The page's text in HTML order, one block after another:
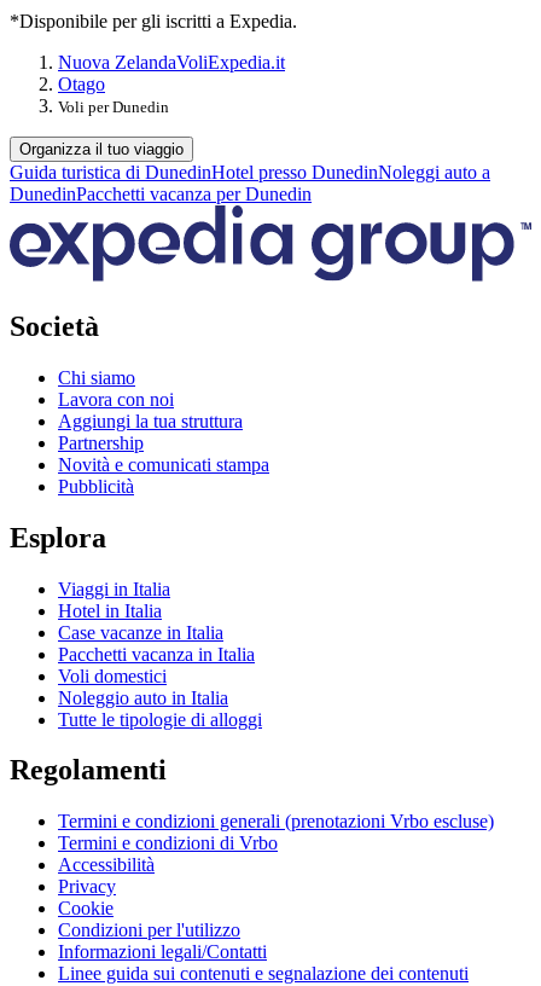
*Disponibile per gli iscritti a Expedia.
Nuova ZelandaVoliExpedia.it
Otago
Voli per Dunedin
Organizza il tuo viaggio
Guida turistica di DunedinHotel presso DunedinNoleggi auto a
DunedinPacchetti vacanza per Dunedin
Società
Chi siamo
Lavora con noi
Aggiungi la tua struttura
Partnership
Novità e comunicati stampa
Pubblicità
Esplora
Viaggi in Italia
Hotel in Italia
Case vacanze in Italia
Pacchetti vacanza in Italia
Voli domestici
Noleggio auto in Italia
Tutte le tipologie di alloggi
Regolamenti
Termini e condizioni generali (prenotazioni Vrbo escluse)
Termini e condizioni di Vrbo
Accessibilità
Privacy
Cookie
Condizioni per l'utilizzo
Informazioni legali/Contatti
Linee guida sui contenuti e segnalazione dei contenuti